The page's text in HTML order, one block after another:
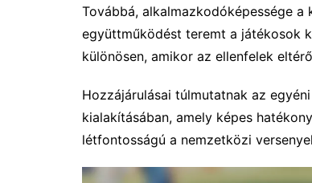
Továbbá, alkalmazkodóképessége
együttműködést teremt a játékosok
különösen, amikor az ellenfelek
Hozzájárulásai túlmutatnak az
kialakításában, amely képes
létfontosságú a nemzetközi